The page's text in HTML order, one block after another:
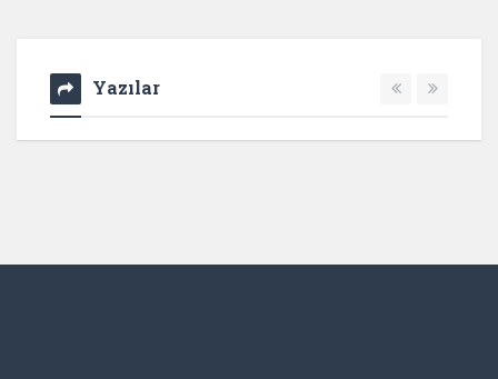
Yazılar